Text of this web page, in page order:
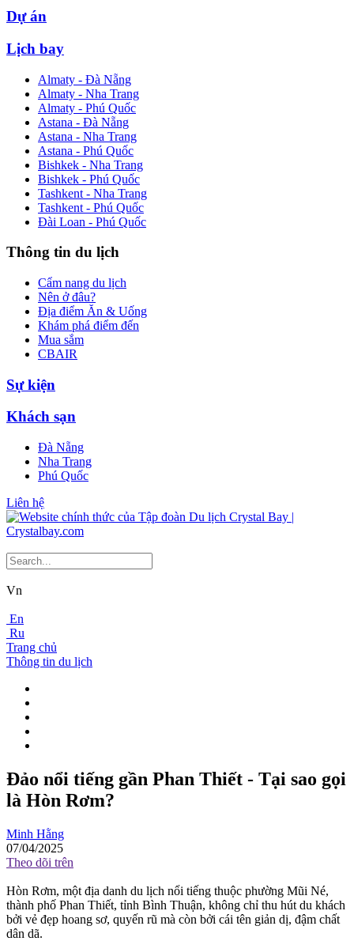
Dự án
Lịch bay
Almaty - Đà Nẵng
Almaty - Nha Trang
Almaty - Phú Quốc
Astana - Đà Nẵng
Astana - Nha Trang
Astana - Phú Quốc
Bishkek - Nha Trang
Bishkek - Phú Quốc
Tashkent - Nha Trang
Tashkent - Phú Quốc
Đài Loan - Phú Quốc
Thông tin du lịch
Cẩm nang du lịch
Nên ở đâu?
Địa điểm Ăn & Uống
Khám phá điểm đến
Mua sắm
CBAIR
Sự kiện
Khách sạn
Đà Nẵng
Nha Trang
Phú Quốc
Liên hệ
Vn
En
Ru
Trang chủ
Thông tin du lịch
Đảo nổi tiếng gần Phan Thiết - Tại sao gọi
là Hòn Rơm?
Minh Hằng
07/04/2025
Theo dõi trên
Hòn Rơm, một địa danh du lịch nổi tiếng thuộc phường Mũi Né,
thành phố Phan Thiết, tỉnh Bình Thuận, không chỉ thu hút du khách
bởi vẻ đẹp hoang sơ, quyến rũ mà còn bởi cái tên giản dị, đậm chất
dân dã.